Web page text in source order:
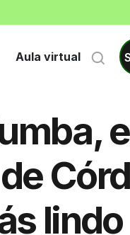
Aula virtual